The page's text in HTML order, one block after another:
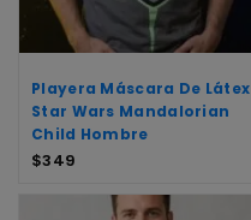
Playera Máscara De Látex
Star Wars Mandalorian
Child Hombre
$349